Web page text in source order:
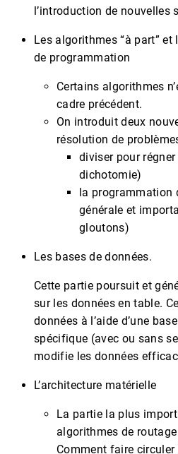
l’introduction de nouvelles
Les algorithmes “à part”
de programmation
Certains algorithmes
cadre précédent.
On introduit deux
résolution de
diviser pour
dichotomie)
la programmation
générale et
gloutons)
Les bases de données.
Cette partie poursuit et
sur les données en table.
données à l’aide d’une
spécifique (avec ou sans
modifie les données
L’architecture matérielle
La partie la plus
algorithmes de
Comment faire